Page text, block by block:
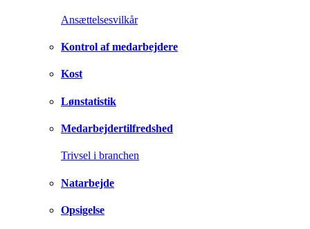
Ansættelsesvilkår
Kontrol af medarbejdere
Kost
Lønstatistik
Medarbejdertilfredshed
Trivsel i branchen
Natarbejde
Opsigelse